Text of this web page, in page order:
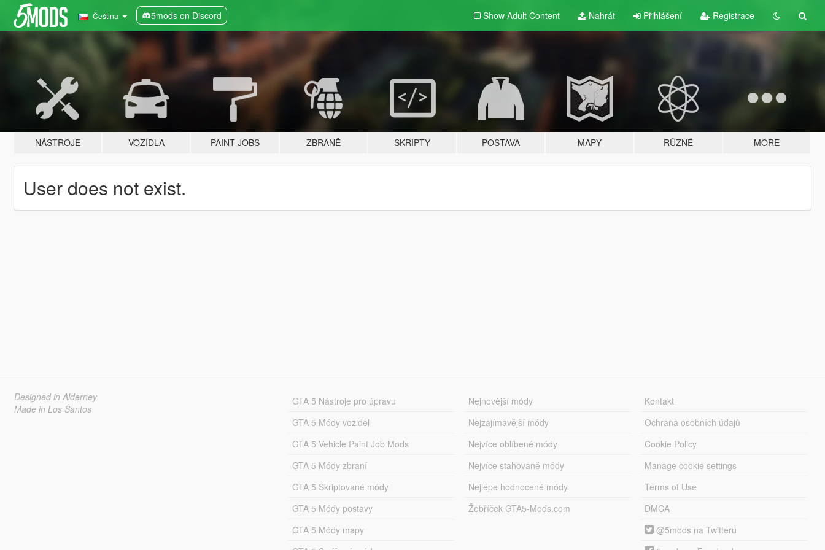
Čeština 5mods on Discord Show Adult Content Nahrát Přihlášení Registrace
NÁSTROJE VOZIDLA PAINT JOBS ZBRANĚ SKRIPTY POSTAVA MAPY RŮZNÉ MORE
User does not exist.
Designed in Alderney
Made in Los Santos
GTA 5 Nástroje pro úpravu
GTA 5 Módy vozidel
GTA 5 Vehicle Paint Job Mods
GTA 5 Módy zbraní
GTA 5 Skriptované módy
GTA 5 Módy postavy
GTA 5 Módy mapy
Nejnovější módy
Nejzajímavější módy
Nejvíce oblíbené módy
Nejvíce stahované módy
Nejlépe hodnocené módy
Žebříček GTA5-Mods.com
Kontakt
Ochrana osobních údajů
Cookie Policy
Manage cookie settings
Terms of Use
DMCA
@5mods na Twitteru